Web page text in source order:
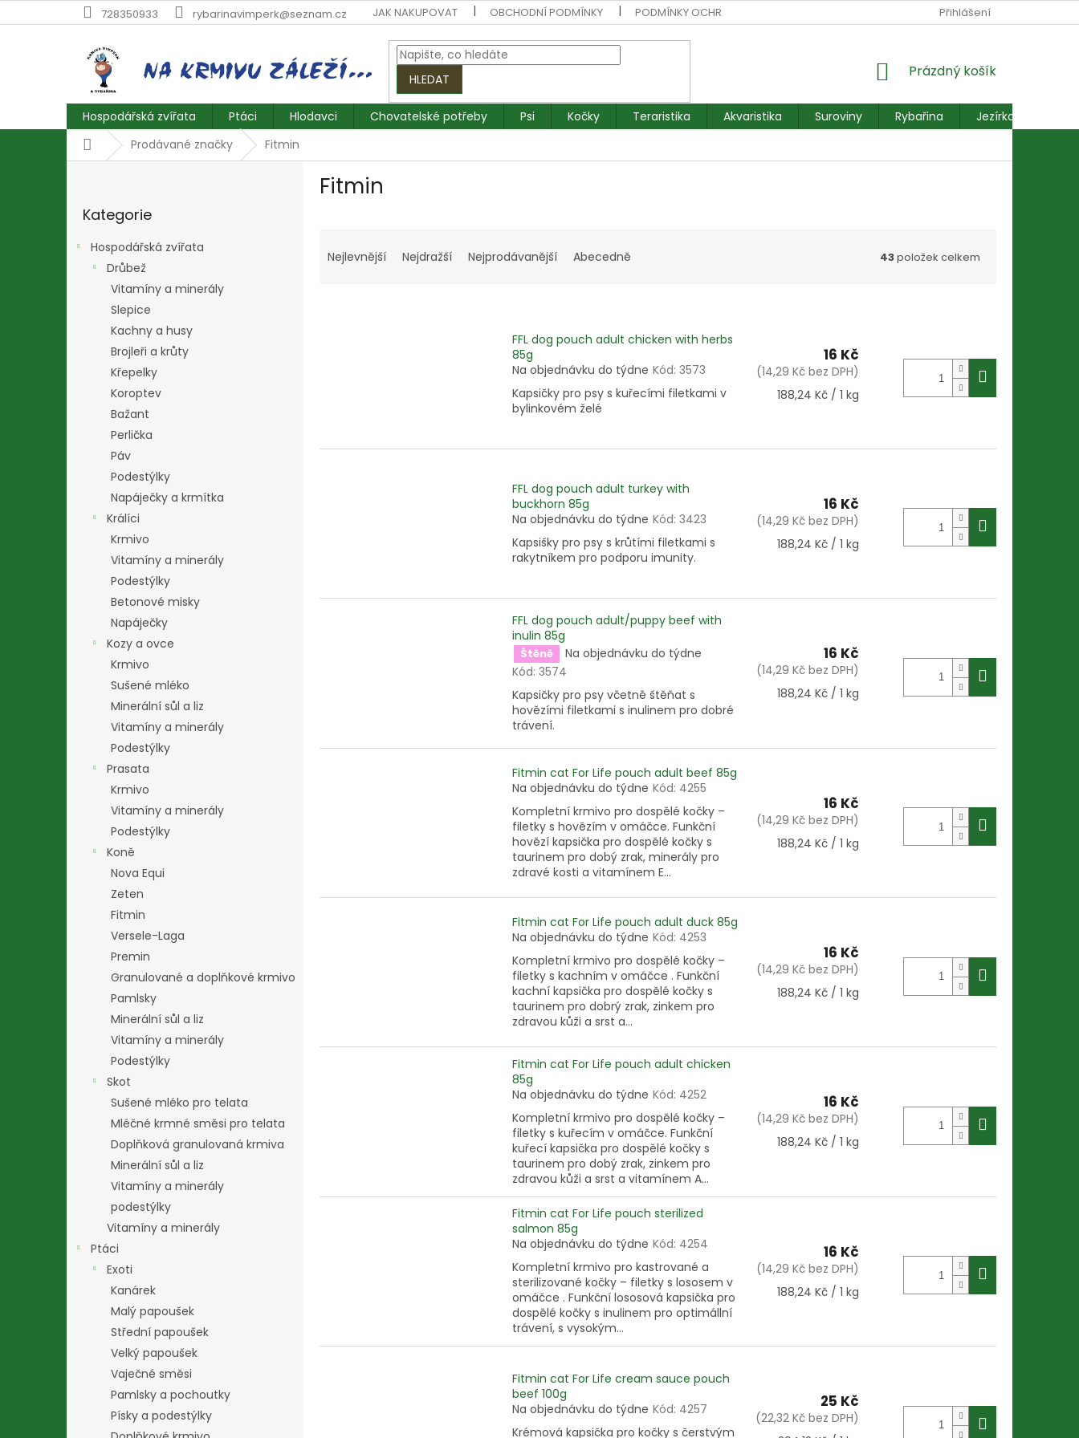
na
728350933 rybarinavimperk@seznam.cz JAK NAKUPOVAT OBCHODNÍ PODMÍNKY PODMÍNKY OCHRANY OSOBNÍCH ÚDAJŮ REKLAMACE FORMULÁŘ
Přihlášení
HLEDAT
NÁKUPNÍ
Prázdný košík
Hospodářská zvířata Ptáci Hlodavci Chovatelské potřeby Psi Kočky Teraristika Akvaristika Suroviny Rybařina
Jezírkové ryby
DomůProdávané značky Fitmin
kategorie
Kategorie
Hospodářská zvířata
Drůbež
Vitamíny a minerály
Slepice
Kachny a husy
Brojleři a krůty
Křepelky
Koroptev
Bažant
Perlička
Páv
Podestýlky
Napáječky a krmítka
Králíci
Krmivo
Vitamíny a minerály
Podestýlky
Betonové misky
Napáječky
Kozy a ovce
Krmivo
Sušené mléko
Minerální sůl a liz
Vitamíny a minerály
Podestýlky
Prasata
Krmivo
Vitamíny a minerály
Podestýlky
Koně
Nova Equi
Zeten
Fitmin
Versele-Laga
Premin
Granulované a doplňkové krmivo
Pamlsky
Minerální sůl a liz
Vitamíny a minerály
Podestýlky
Skot
Sušené mléko pro telata
Mléčné krmné směsi pro telata
Doplňková granulovaná krmiva
Minerální sůl a liz
Vitamíny a minerály
podestýlky
Vitamíny a minerály
Ptáci
Exoti
Kanárek
Malý papoušek
Střední papoušek
Velký papoušek
Vaječné směsi
Pamlsky a pochoutky
Písky a podestýlky
Fitmin
a
t
Nejlevnější Nejdražší Nejprodávanější Abecedně 43položek celkem
d
FFL dog pouch adult chicken with herbs
85g
Na objednávku do týdne Kód: 3573
Kapsičky pro psy s kuřecími filetkami v
bylinkovém želé
16 Kč
(14,29 Kč bez DPH)
Měrná
188,24 Kč / 1 kg
FFL dog pouch adult turkey with
buckhorn 85g
Na objednávku do týdne Kód: 3423
Kapsišky pro psy s krůtími filetkami s
rakytníkem pro podporu imunity.
16 Kč
(14,29 Kč bez DPH)
Měrná
188,24 Kč / 1 kg
FFL dog pouch adult/puppy beef with
inulin 85g
Štěně
Na objednávku do týdne
Kód: 3574
Kapsičky pro psy včetně štěňat s
hovězími filetkami s inulinem pro dobré
trávení.
16 Kč
(14,29 Kč bez DPH)
Měrná
188,24 Kč / 1 kg
Fitmin cat For Life pouch adult beef 85g
Na objednávku do týdne Kód: 4255
Kompletní krmivo pro dospělé kočky –
filetky s hovězím v omáčce. Funkční
hovězí kapsička pro dospělé kočky s
taurinem pro dobý zrak, minerály pro
zdravé kosti a vitamínem E...
16 Kč
(14,29 Kč bez DPH)
Měrná
188,24 Kč / 1 kg
Fitmin cat For Life pouch adult duck 85g
Na objednávku do týdne Kód: 4253
Kompletní krmivo pro dospělé kočky –
filetky s kachním v omáčce . Funkční
kachní kapsička pro dospělé kočky s
taurinem pro dobrý zrak, zinkem pro
zdravou kůži a srst a...
16 Kč
(14,29 Kč bez DPH)
Měrná
188,24 Kč / 1 kg
Fitmin cat For Life pouch adult chicken
85g
Na objednávku do týdne Kód: 4252
Kompletní krmivo pro dospělé kočky –
filetky s kuřecím v omáčce. Funkční
kuřecí kapsička pro dospělé kočky s
taurinem pro dobý zrak, zinkem pro
zdravou kůži a srst a vitamínem A...
16 Kč
(14,29 Kč bez DPH)
Měrná
188,24 Kč / 1 kg
Fitmin cat For Life pouch sterilized
salmon 85g
Na objednávku do týdne Kód: 4254
Kompletní krmivo pro kastrované a
sterilizované kočky – filetky s lososem v
omáčce . Funkční lososová kapsička pro
dospělé kočky s inulinem pro optimállní
trávení, s vysokým...
16 Kč
(14,29 Kč bez DPH)
Měrná
188,24 Kč / 1 kg
Fitmin cat For Life cream sauce pouch
beef 100g
Na objednávku do týdne Kód: 4257
Krémová kapsička pro kočky s čerstvým
25 Kč
(22,32 Kč bez DPH)